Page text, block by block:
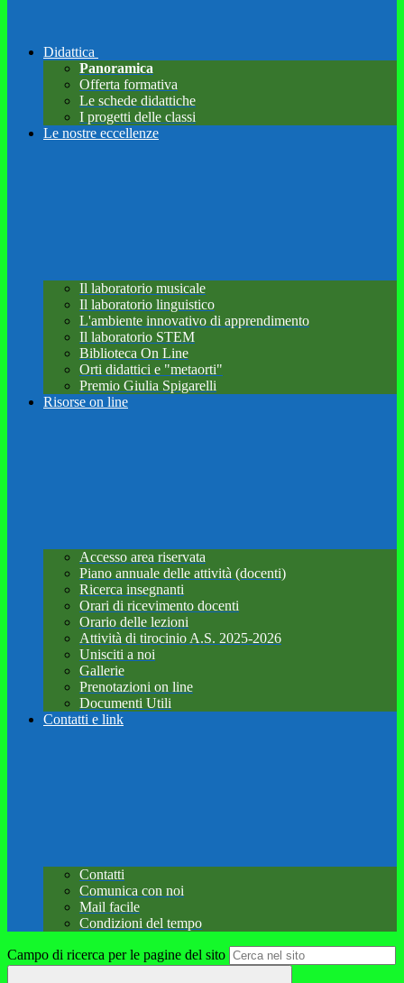
Didattica
Panoramica
Offerta formativa
Le schede didattiche
I progetti delle classi
Le nostre eccellenze
Il laboratorio musicale
Il laboratorio linguistico
L'ambiente innovativo di apprendimento
Il laboratorio STEM
Biblioteca On Line
Orti didattici e "metaorti"
Premio Giulia Spigarelli
Risorse on line
Accesso area riservata
Piano annuale delle attività (docenti)
Ricerca insegnanti
Orari di ricevimento docenti
Orario delle lezioni
Attività di tirocinio A.S. 2025-2026
Unisciti a noi
Gallerie
Prenotazioni on line
Documenti Utili
Contatti e link
Contatti
Comunica con noi
Mail facile
Condizioni del tempo
Campo di ricerca per le pagine del sito